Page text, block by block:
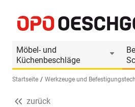
Möbel- und
Küchenbeschläge
Sprache wählen (DE)
Startseite Werkzeuge und
Produktinformationen
zurück